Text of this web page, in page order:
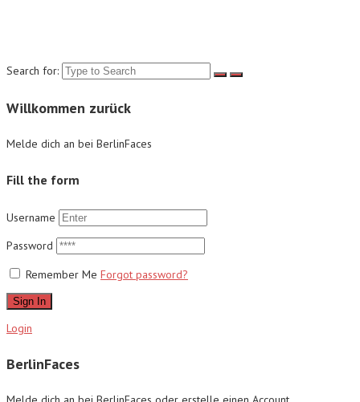
Search for:
Willkommen zurück
Melde dich an bei BerlinFaces
Fill the form
Username
Password
Remember Me Forgot password?
Sign In
Login
BerlinFaces